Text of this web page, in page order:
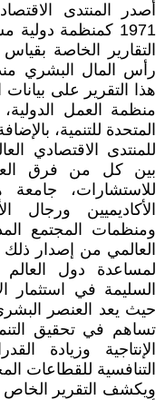
أصدر المنتدى
1971 كمنظمة
التقارير الخاصة
هذا التقرير على
منظمة العمل
المتحدة للتنمية،
للمنتدى الاقتصادي
بين كل من فرق
للاستشارات،
الأكاديميين ورجال
ومنظمات المجتمع
العالمي من إصدار ذلك
لمساعدة دول العالم
السليمة في استثمار
حيث يعد اﻟﻌﻨﺼﺮ
تساهم في تحقيق
الإنتاجية وزيادة
التنافسية للقطاعات
ويكشف التقرير